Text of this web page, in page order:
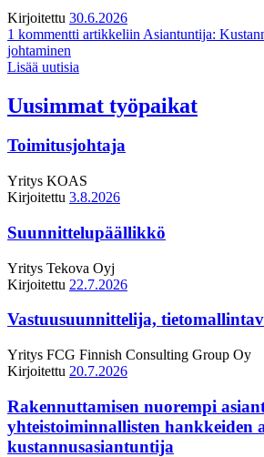
Kirjoitettu 30.6.2026
1 kommentti artikkeliin Asiantuntija:
johtaminen
Lisää uutisia
Uusimmat työpaikat
Toimitusjohtaja
Yritys KOAS
Kirjoitettu 3.8.2026
Suunnittelupäällikkö
Yritys Tekova Oyj
Kirjoitettu 22.7.2026
Vastuusuunnittelija,
Yritys FCG Finnish Consulting Group Oy
Kirjoitettu 20.7.2026
Rakennuttamisen nuorempi
yhteistoiminnallisten hankkeiden
kustannusasiantuntija